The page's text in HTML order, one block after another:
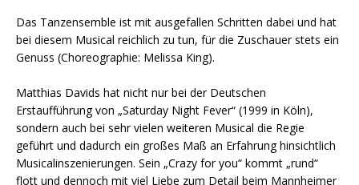
Das Tanzensemble ist mit ausgefallen Schritten dabei und hat
bei diesem Musical reichlich zu tun, für die Zuschauer stets ein
Genuss (Choreographie: Melissa King).
Matthias Davids hat nicht nur bei der Deutschen
Erstaufführung von „Saturday Night Fever“ (1999 in Köln),
sondern auch bei sehr vielen weiteren Musical die Regie
geführt und dadurch ein großes Maß an Erfahrung hinsichtlich
Musicalinszenierungen. Sein „Crazy for you“ kommt „rund“
flott und dennoch mit viel Liebe zum Detail beim Mannheimer